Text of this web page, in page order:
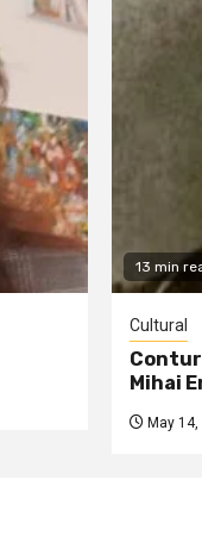
13 min
Cultural
Mihai
May 14,